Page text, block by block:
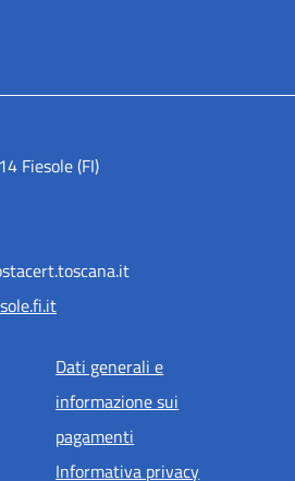
Fiesole (FI)
Dati generali e
informazione sui
pagamenti
Informativa privacy